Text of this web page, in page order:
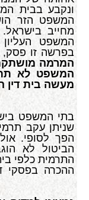
ונקבע בבית
המשפט הזר
מחייב
המשפט
בפרשה זו פסק,
המרמה
המשפט לא
מעשה בית דין
בתי המשפט
שניתן עקב
הפך לסופי.
הביטול לא
התרמית כלפי
ההכרה בפסקי